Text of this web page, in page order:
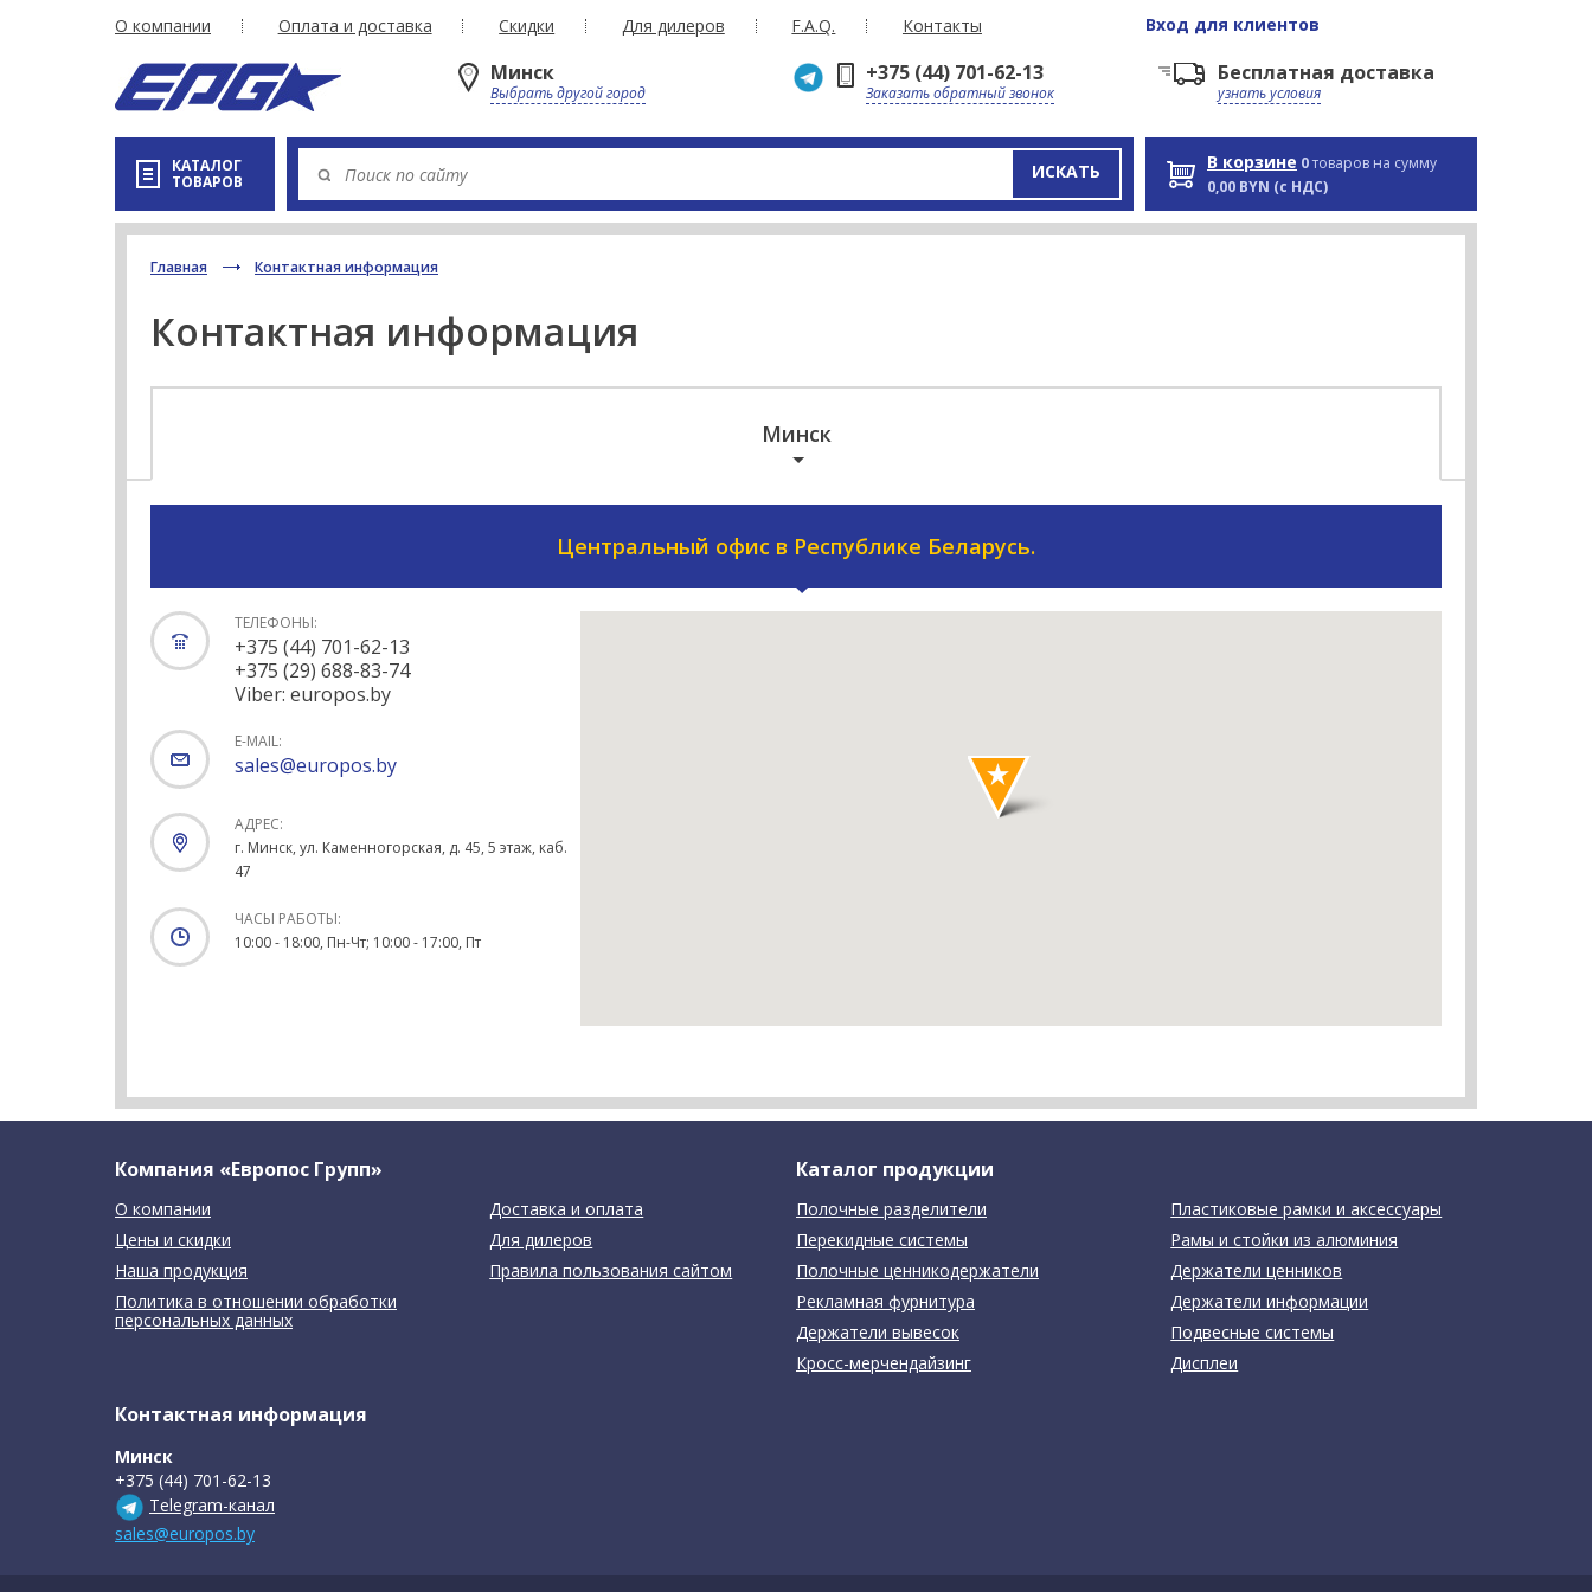
О компании Оплата и доставка Скидки Для дилеров F.A.Q. Контакты Вход для клиентов
Минск
Выбрать другой город
+375 (44) 701-62-13
Заказать обратный звонок
Бесплатная доставка
узнать условия
КАТАЛОГ
ТОВАРОВ
ИСКАТЬ В корзине 0товаров на сумму
0,00 BYN (с НДС)
Главная Контактная информация
Контактная информация
Минск
Центральный офис в Республике Беларусь.
ТЕЛЕФОНЫ:
+375 (44) 701-62-13
+375 (29) 688-83-74
Viber: europos.by
E-MAIL:
sales@europos.by
АДРЕС:
г. Минск, ул. Каменногорская, д. 45, 5 этаж, каб.
47
ЧАСЫ РАБОТЫ:
10:00 - 18:00, Пн-Чт; 10:00 - 17:00, Пт
Компания «Европос Групп»
О компании
Доставка и оплата
Цены и скидки
Для дилеров
Наша продукция
Правила пользования сайтом
Политика в отношении обработки
персональных данных
Каталог продукции
Полочные разделители
Пластиковые рамки и аксессуары
Перекидные системы
Рамы и стойки из алюминия
Полочные ценникодержатели
Держатели ценников
Рекламная фурнитура
Держатели информации
Держатели вывесок
Подвесные системы
Кросс-мерчендайзинг
Дисплеи
Контактная информация
Минск
+375 (44) 701-62-13
Telegram-канал
sales@europos.by